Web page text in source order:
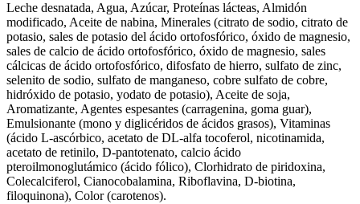
Leche desnatada, Agua, Azúcar, Proteínas lácteas, Almidón
modificado, Aceite de nabina, Minerales (citrato de sodio, citrato de
potasio, sales de potasio del ácido ortofosfórico, óxido de magnesio,
sales de calcio de ácido ortofosfórico, óxido de magnesio, sales
cálcicas de ácido ortofosfórico, difosfato de hierro, sulfato de zinc,
selenito de sodio, sulfato de manganeso, cobre sulfato de cobre,
hidróxido de potasio, yodato de potasio), Aceite de soja,
Aromatizante, Agentes espesantes (carragenina, goma guar),
Emulsionante (mono y diglicéridos de ácidos grasos), Vitaminas
(ácido L-ascórbico, acetato de DL-alfa tocoferol, nicotinamida,
acetato de retinilo, D-pantotenato, calcio ácido
pteroilmonoglutámico (ácido fólico), Clorhidrato de piridoxina,
Colecalciferol, Cianocobalamina, Riboflavina, D-biotina,
filoquinona), Color (carotenos).